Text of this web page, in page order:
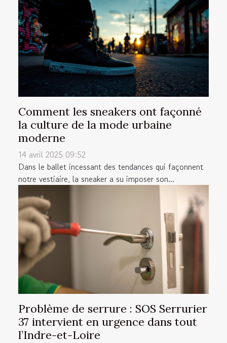
Comment les sneakers ont façonné
la culture de la mode urbaine
moderne
14 avril 2025 09:52
Dans le ballet incessant des tendances qui façonnent
notre vestiaire, la sneaker a su imposer son...
Problème de serrure : SOS Serrurier
37 intervient en urgence dans tout
l’Indre-et-Loire